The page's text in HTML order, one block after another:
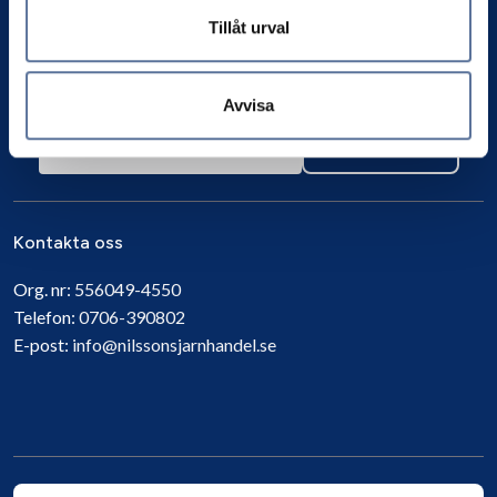
Tillåt urval
Avvisa
Prenumerera
Kontakta oss
Org. nr: 556049-4550
Telefon: 0706-390802
E-post: info@nilssonsjarnhandel.se